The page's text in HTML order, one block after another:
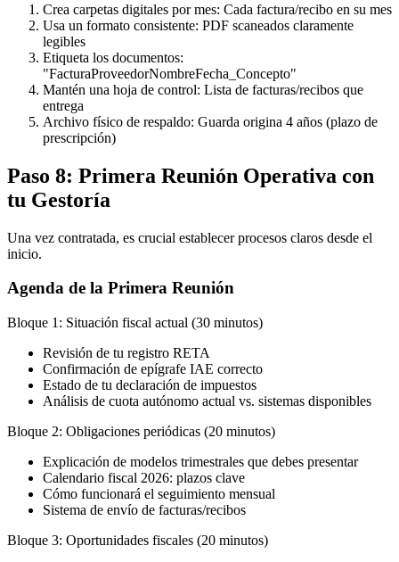
Crea carpetas digitales por mes: Cada factura/recibo en su mes
Usa un formato consistente: PDF scaneados claramente
legibles
Etiqueta los documentos:
"FacturaProveedorNombreFecha_Concepto"
Mantén una hoja de control: Lista de facturas/recibos que
entrega
Archivo físico de respaldo: Guarda origina 4 años (plazo de
prescripción)
Paso 8: Primera Reunión Operativa con
tu Gestoría
Una vez contratada, es crucial establecer procesos claros desde el
inicio.
Agenda de la Primera Reunión
Bloque 1: Situación fiscal actual (30 minutos)
Revisión de tu registro RETA
Confirmación de epígrafe IAE correcto
Estado de tu declaración de impuestos
Análisis de cuota autónomo actual vs. sistemas disponibles
Bloque 2: Obligaciones periódicas (20 minutos)
Explicación de modelos trimestrales que debes presentar
Calendario fiscal 2026: plazos clave
Cómo funcionará el seguimiento mensual
Sistema de envío de facturas/recibos
Bloque 3: Oportunidades fiscales (20 minutos)